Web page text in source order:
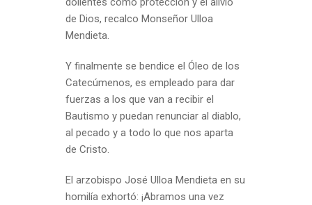
de Dios, recalco Monseñor Ulloa
Mendieta.
Y finalmente se bendice el Óleo de los
Catecúmenos, es empleado para dar
fuerzas a los que van a recibir el
Bautismo y puedan renunciar al diablo,
al pecado y a todo lo que nos aparta
de Cristo.
El arzobispo José Ulloa Mendieta en su
homilía exhortó: ¡Abramos una vez